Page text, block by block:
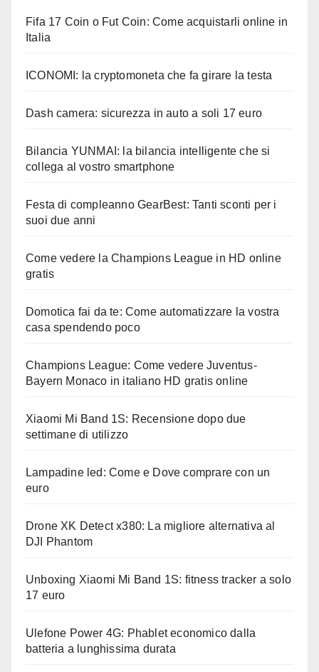
Fifa 17 Coin o Fut Coin: Come acquistarli online in
Italia
ICONOMI: la cryptomoneta che fa girare la testa
Dash camera: sicurezza in auto a soli 17 euro
Bilancia YUNMAI: la bilancia intelligente che si
collega al vostro smartphone
Festa di compleanno GearBest: Tanti sconti per i
suoi due anni
Come vedere la Champions League in HD online
gratis
Domotica fai da te: Come automatizzare la vostra
casa spendendo poco
Champions League: Come vedere Juventus-
Bayern Monaco in italiano HD gratis online
Xiaomi Mi Band 1S: Recensione dopo due
settimane di utilizzo
Lampadine led: Come e Dove comprare con un
euro
Drone XK Detect x380: La migliore alternativa al
DJI Phantom
Unboxing Xiaomi Mi Band 1S: fitness tracker a solo
17 euro
Ulefone Power 4G: Phablet economico dalla
batteria a lunghissima durata